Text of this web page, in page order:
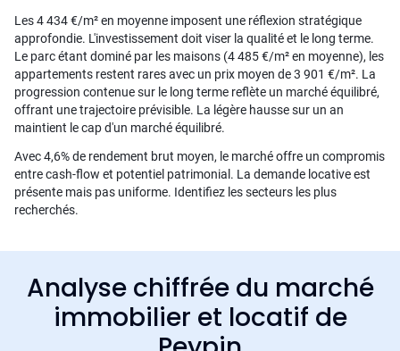
Les 4 434 €/m² en moyenne imposent une réflexion stratégique
approfondie. L'investissement doit viser la qualité et le long terme.
Le parc étant dominé par les maisons (4 485 €/m² en moyenne), les
appartements restent rares avec un prix moyen de 3 901 €/m². La
progression contenue sur le long terme reflète un marché équilibré,
offrant une trajectoire prévisible. La légère hausse sur un an
maintient le cap d'un marché équilibré.
Avec 4,6% de rendement brut moyen, le marché offre un compromis
entre cash-flow et potentiel patrimonial. La demande locative est
présente mais pas uniforme. Identifiez les secteurs les plus
recherchés.
Analyse chiffrée du marché
immobilier et locatif de